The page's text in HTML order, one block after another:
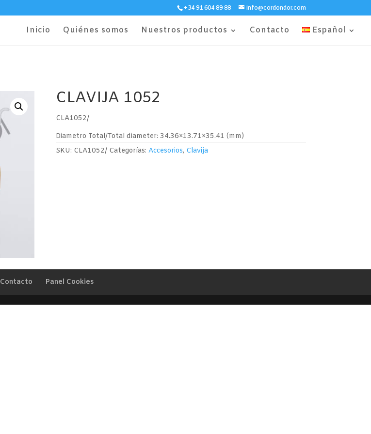
+34 91 604 89 88 info@cordondor.com
Inicio Quiénes somos Nuestros productos Contacto Español
CLAVIJA 1052
CLA1052/
Diametro Total/Total diameter: 34.36×13.71×35.41 (mm)
SKU: CLA1052/ Categorías: Accesorios, Clavija
Contacto Panel Cookies